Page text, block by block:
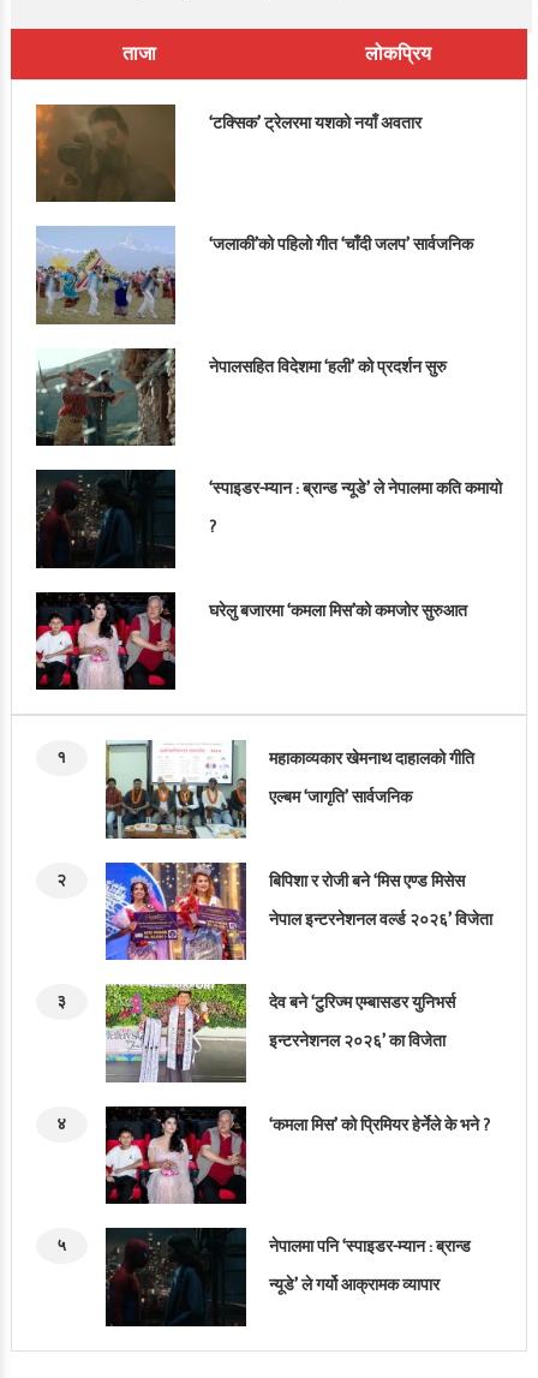
ताजा लोकप्रिय
‘टक्सिक’ ट्रेलरमा यशको नयाँ अवतार
‘जलाकी’को पहिलो गीत ‘चाँदी जलप’ सार्वजनिक
नेपालसहित विदेशमा ‘हली’ को प्रदर्शन सुरु
‘स्पाइडर-म्यान : ब्रान्ड न्यूडे’ ले नेपालमा कति कमायो
?
घरेलु बजारमा ‘कमला मिस’को कमजोर सुरुआत
१
महाकाव्यकार खेमनाथ दाहालको गीति
एल्बम ‘जागृति’ सार्वजनिक
२
बिपिशा र रोजी बने ‘मिस एण्ड मिसेस
नेपाल इन्टरनेशनल वर्ल्ड २०२६’ विजेता
३
देव बने ‘टुरिज्म एम्बासडर युनिभर्स
इन्टरनेशनल २०२६’ का विजेता
४ ‘कमला मिस’ को प्रिमियर हेर्नेले के भने ?
५
नेपालमा पनि ‘स्पाइडर-म्यान : ब्रान्ड
न्यूडे’ ले गर्यो आक्रामक व्यापार